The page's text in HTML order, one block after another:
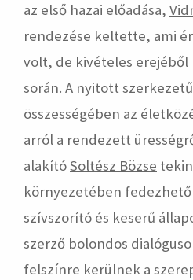
az első hazai előadása,
rendezése keltette, ami
volt, de kivételes erejéből
során. A nyitott
összességében az
arról a rendezett
alakítóSoltész Bözse
környezetében fedezhető
szívszorító és keserű
szerző bolondos
felszínre kerülnek a